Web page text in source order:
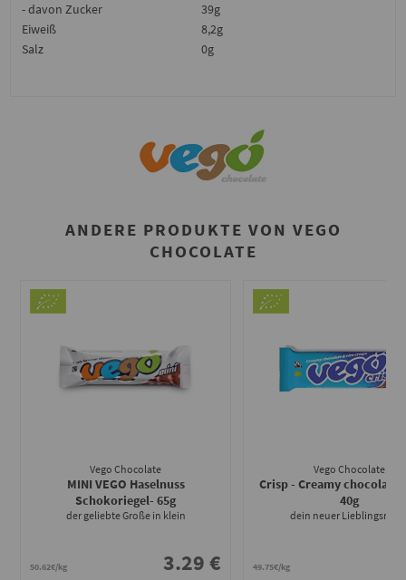
- davon Zucker
39g
Eiweiß
8,2g
Salz
0g
ANDERE PRODUKTE VON VEGO
CHOCOLATE
Vego Chocolate
MINI VEGO Haselnuss
Schokoriegel- 65g
der geliebte Große in klein
50.62€/kg 3.29 €
Vego Chocolate
Crisp - Creamy chocolate
40g
dein neuer
49.75€/kg